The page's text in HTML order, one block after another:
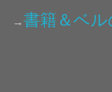
→書籍＆ベ